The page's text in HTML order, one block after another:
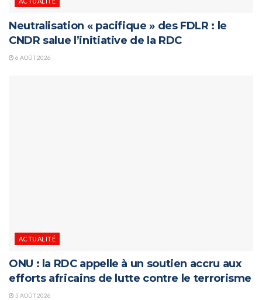
Neutralisation « pacifique » des FDLR : le
CNDR salue l’initiative de la RDC
6 AOÛT 2026
ACTUALITÉ
ONU : la RDC appelle à un soutien accru aux
efforts africains de lutte contre le terrorisme
5 AOÛT 2026